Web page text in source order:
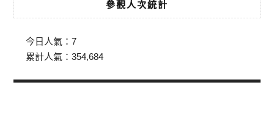
參觀人次統計
今日人氣：7
累計人氣：354,684